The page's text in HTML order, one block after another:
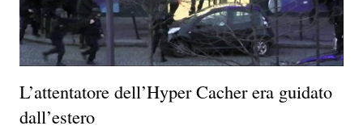
L’attentatore dell’Hyper Cacher era guidato
dall’estero